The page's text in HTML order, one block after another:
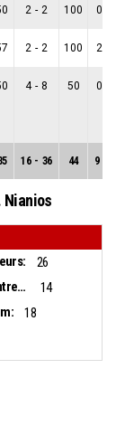
2 - 2 100 0
2 - 2 100 2
4 - 8 50 0
16 - 36 44 9
Nianios
26
Points en contre-attaque:
14
18